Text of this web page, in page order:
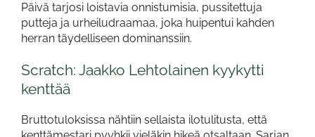
Päivä tarjosi loistavia onnistumisia, pussitettuja
putteja ja urheiludraamaa, joka huipentui kahden
herran täydelliseen dominanssiin.
Scratch: Jaakko Lehtolainen kyykytti
kenttää
Bruttotuloksissa nähtiin sellaista ilotulitusta, että